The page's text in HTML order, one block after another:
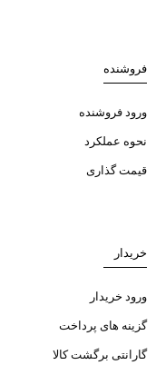
فروشنده
ورود فروشنده
نحوه عملکرد
قیمت گذاری
خریدار
ورود خریدار
گزینه های پرداخت
گارانتی برگشت کالا